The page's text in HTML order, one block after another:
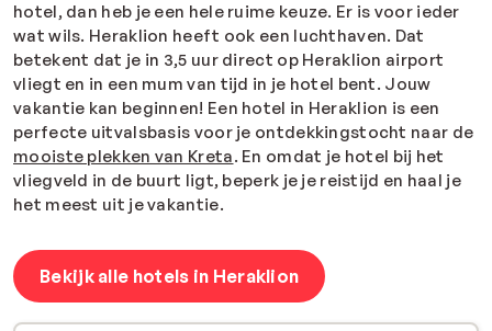
hotel, dan heb je een hele ruime keuze. Er is voor ieder
wat wils. Heraklion heeft ook een luchthaven. Dat
betekent dat je in 3,5 uur direct op Heraklion airport
vliegt en in een mum van tijd in je hotel bent. Jouw
vakantie kan beginnen! Een hotel in Heraklion is een
perfecte uitvalsbasis voor je ontdekkingstocht naar de
mooiste plekken van Kreta. En omdat je hotel bij het
vliegveld in de buurt ligt, beperk je je reistijd en haal je
het meest uit je vakantie.
Bekijk alle hotels in Heraklion